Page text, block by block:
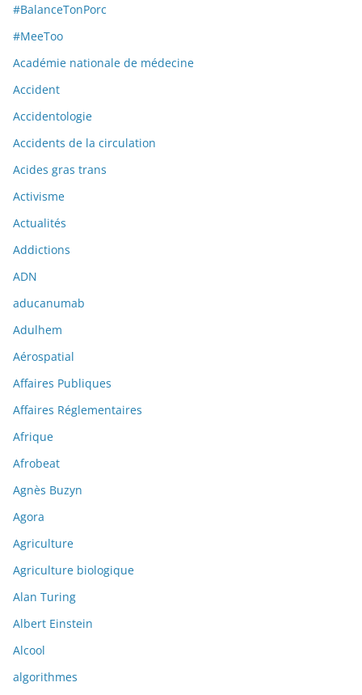
#BalanceTonPorc
#MeeToo
Académie nationale de médecine
Accident
Accidentologie
Accidents de la circulation
Acides gras trans
Activisme
Actualités
Addictions
ADN
aducanumab
Adulhem
Aérospatial
Affaires Publiques
Affaires Réglementaires
Afrique
Afrobeat
Agnès Buzyn
Agora
Agriculture
Agriculture biologique
Alan Turing
Albert Einstein
Alcool
algorithmes